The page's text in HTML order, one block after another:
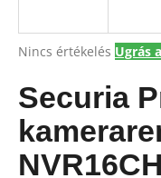
A
átlagos
értékelése
5-
ből
0,0
csillag.
Nincs értékelés Ugrás
Securia
A
á
n
j